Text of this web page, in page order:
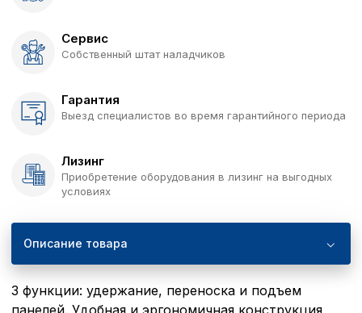
Сервис
Собственный штат наладчиков
Гарантия
Выезд специалистов во время гарантийного периода
Лизинг
Приобретение оборудования в лизинг на выгодных
условиях
Описание товара
3 функции: удержание, переноска и подъем
панелей. Удобная и эргономичная конструкция